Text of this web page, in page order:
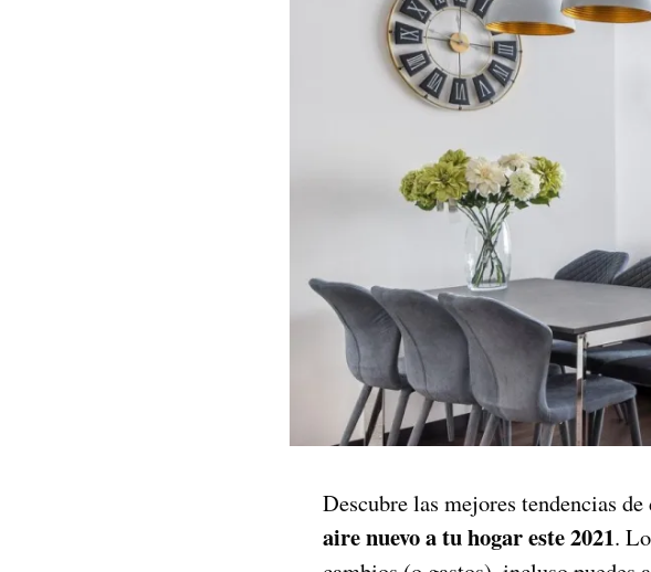
Descubre las mejores tendencias
aire nuevo a tu hogar este 2021.